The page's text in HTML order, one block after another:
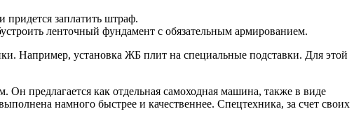
придется заплатить штраф.
ленточный фундамент с обязательным армированием.
Например, установка ЖБ плит на специальные подставки. Для этой
Он предлагается как отдельная самоходная машина, также в виде
намного быстрее и качественнее. Спецтехника, за счет своих